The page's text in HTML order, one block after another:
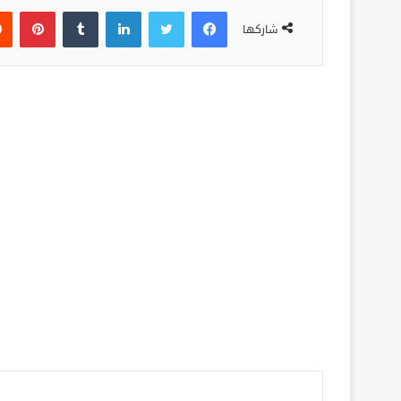
شاركها
فيسبوك لينكدإن بينتيريست